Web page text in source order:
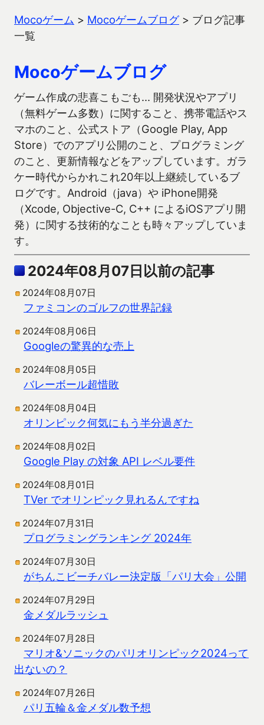
Mocoゲーム > Mocoゲームブログ> ブログ記事
一覧
Mocoゲームブログ
ゲーム作成の悲喜こもごも… 開発状況やアプリ
（無料ゲーム多数）に関すること、携帯電話やス
マホのこと、公式ストア（Google Play, App
Store）でのアプリ公開のこと、プログラミング
のこと、更新情報などをアップしています。ガラ
ケー時代からかれこれ20年以上継続しているブ
ログです。Android（java）や iPhone開発
（Xcode, Objective-C, C++ によるiOSアプリ開
発）に関する技術的なことも時々アップしていま
す。
2024年08月07日以前の記事
2024年08月07日
ファミコンのゴルフの世界記録
2024年08月06日
Googleの驚異的な売上
2024年08月05日
バレーボール超惜敗
2024年08月04日
オリンピック何気にもう半分過ぎた
2024年08月02日
Google Play の対象 API レベル要件
2024年08月01日
TVer でオリンピック見れるんですね
2024年07月31日
プログラミングランキング 2024年
2024年07月30日
がちんこビーチバレー決定版「パリ大会」公開
2024年07月29日
金メダルラッシュ
2024年07月28日
マリオ&ソニックのパリオリンピック2024って
出ないの？
2024年07月26日
パリ五輪＆金メダル数予想